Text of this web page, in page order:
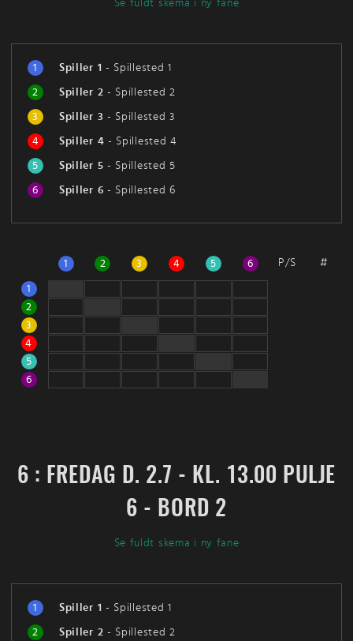
Se fuldt skema i ny fane
1 Spiller 1 - Spillested 1
2
Spiller 2 - Spillested 2
3
Spiller 3 - Spillested 3
4
Spiller 4 - Spillested 4
5
Spiller 5 - Spillested 5
6
Spiller 6 - Spillested 6
1 2 3 4 5 6 P/S
#
1
2
3
4
5
6
6 : FREDAG D. 2.7 - KL. 13.00 PULJE
6 - BORD 2
Se fuldt skema i ny fane
1 Spiller 1 - Spillested 1
2
Spiller 2 - Spillested 2